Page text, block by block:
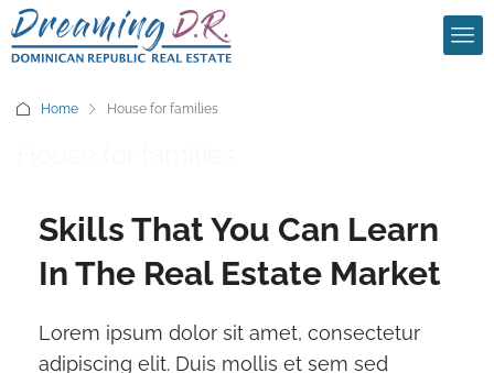
Home House for families
Skills That You Can Learn
In The Real Estate Market
Lorem ipsum dolor sit amet, consectetur
adipiscing elit. Duis mollis et sem sed